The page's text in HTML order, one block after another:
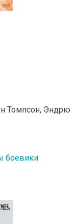
Томпсон, Эндрю
боевики